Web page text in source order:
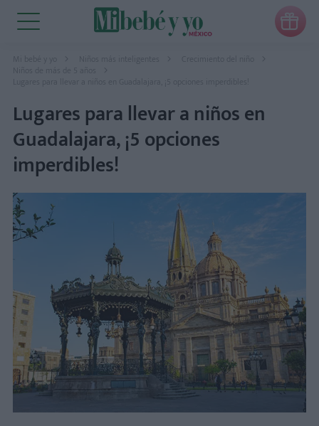

Mi bebé y yo Niños más inteligentes
Crecimiento del niño
Lugares para llevar a niños en Guadalajara, ¡5 opciones imperdibles!
Lugares para llevar a niños en
Guadalajara, ¡5 opciones
imperdibles!